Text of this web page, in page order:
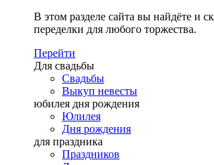
В этом разделе сайта вы найдёте и
переделки для любого торжества.
Перейти
Для свадьбы
Свадьбы
Выкуп невесты
юбилея дня рождения
Юлилея
Дня рождения
для праздника
Праздников